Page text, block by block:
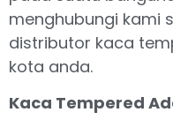
menghubungi kami
distributor kaca
kota anda.
Kaca Tempered